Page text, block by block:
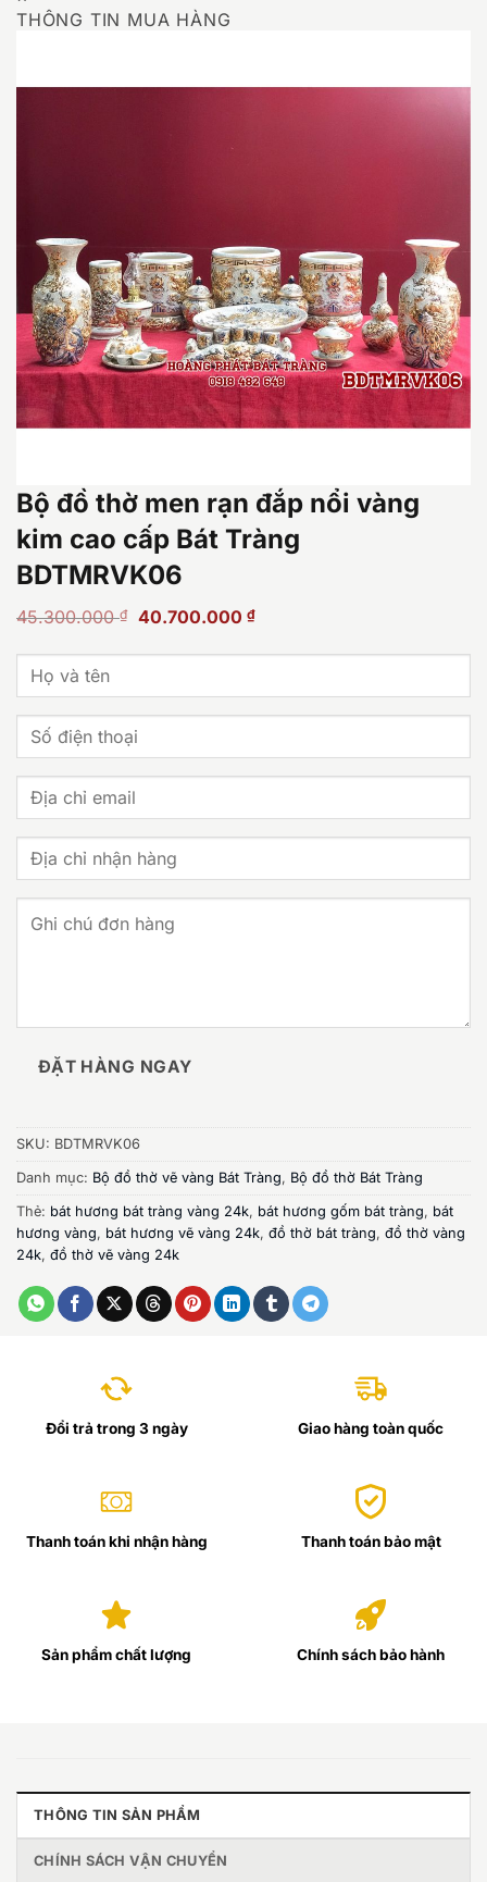
THÔNG TIN MUA HÀNG
Bộ đồ thờ men rạn đắp nổi vàng
kim cao cấp Bát Tràng
BDTMRVK06
45.300.000₫
Giá
45.300.000 ₫.
40.700.000 ₫Giá
là:
ĐẶT HÀNG NGAY
SKU: BDTMRVK06
Danh mục: Bộ đồ thờ vẽ vàng Bát Tràng, Bộ đồ thờ Bát Tràng
Thẻ: bát hương bát tràng vàng 24k, bát hương gốm bát tràng, bát
hương vàng, bát hương vẽ vàng 24k, đồ thờ bát tràng, đồ thờ vàng
24k, đồ thờ vẽ vàng 24k
Đổi trả trong 3 ngày Giao hàng toàn quốc
Thanh toán khi nhận hàng Thanh toán bảo mật
Sản phẩm chất lượng Chính sách bảo hành
THÔNG TIN SẢN PHẨM
CHÍNH SÁCH VẬN CHUYỂN